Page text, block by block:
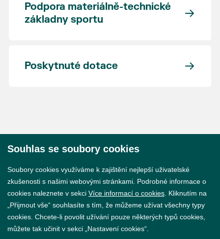
Podpora materiálně-technické
základny sportu
Poskytnuté dotace
Souhlas se soubory cookies
Soubory cookies využíváme k zajištění nejlepší uživatelské
zkušenosti s našimi webovými stránkami. Podrobné informace o
cookies naleznete v sekci Více informací o cookies . Kliknutím na
„Přijmout vše“ souhlasíte s tím, že můžeme užívat všechny typy
cookies. Chcete-li povolit užívání pouze některých typů cookies,
můžete tak učinit v sekci „Nastavení cookies“.